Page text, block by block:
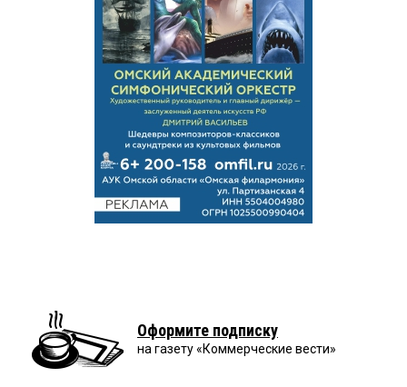
Оформите подписку
на газету «Коммерческие вести»